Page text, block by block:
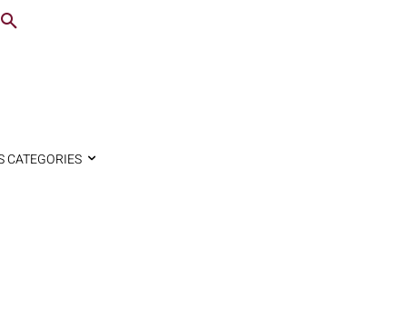
CATEGORIES